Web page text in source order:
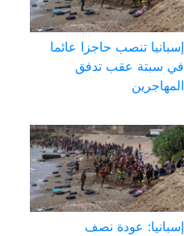
إسبانيا تنصب حاجزا عائما
في سبتة عقب تدفق
المهاجرين
إسبانيا: عودة نصف